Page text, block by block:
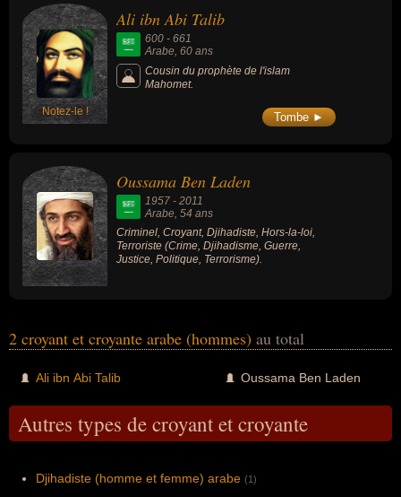
été religieux, criminel, djihadiste, hors-la-loi ou terroriste.
Notez-le !
Ali ibn Abi Talib
600 - 661
Arabe, 60 ans
Cousin du prophète de l'islam
Mahomet.
Tombe ►
Oussama Ben Laden
1957 - 2011
Arabe , 54 ans
Criminel, Croyant, Djihadiste, Hors-la-loi,
Terroriste (Crime, Djihadisme, Guerre,
Justice, Politique, Terrorisme).
2 croyant et croyante arabe (hommes) au total
Ali ibn Abi Talib Oussama Ben Laden
Autres types de croyant et croyante
Djihadiste (homme et femme) arabe (1)